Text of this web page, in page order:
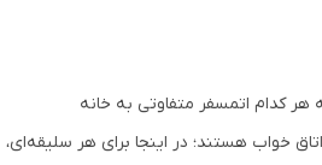
کدام اتمسفر متفاوتی به خانه
خواب هستند؛ در اینجا برای هر سلیقه‌ای،